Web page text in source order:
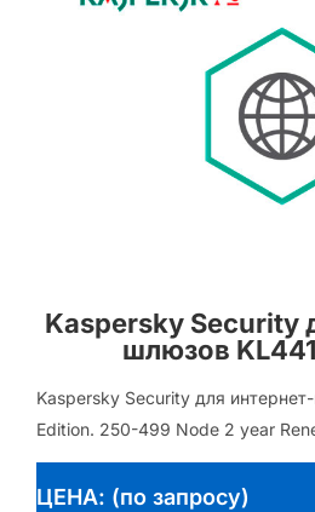
Kaspersky Security
шлюзов
Kaspersky Security для
Edition. 250-499 Node 2 year
ЦЕНА: (по запросу)